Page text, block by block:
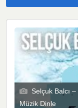
Selçuk Balcı
Müzik Dinle